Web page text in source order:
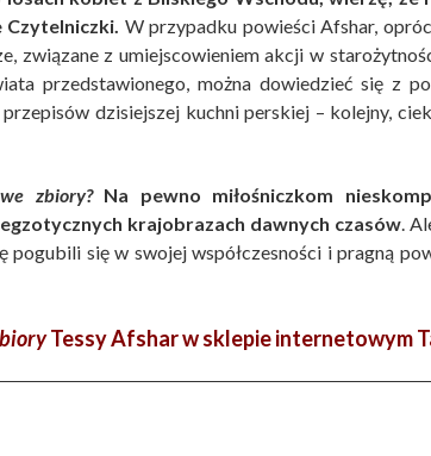
W przypadku powieści Afshar,
związane z umiejscowieniem akcji w
przedstawionego, można dowiedzieć się z
dzisiejszej kuchni perskiej – kolejny,
zbiory?Na pewno miłośniczkom
krajobrazach dawnych czasów.
pogubili się w swojej współczesności i pragną
Tessy Afshar w sklepie internetowym